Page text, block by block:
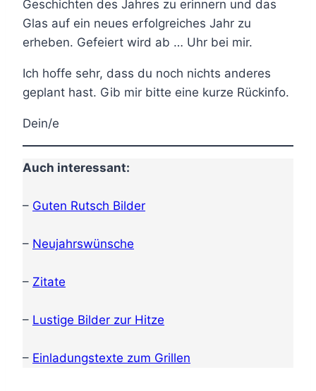
Geschichten des Jahres zu erinnern und das
Glas auf ein neues erfolgreiches Jahr zu
erheben. Gefeiert wird ab … Uhr bei mir.
Ich hoffe sehr, dass du noch nichts anderes
geplant hast. Gib mir bitte eine kurze Rückinfo.
Dein/e
Auch interessant:
– Guten Rutsch Bilder
– Neujahrswünsche
– Zitate
– Lustige Bilder zur Hitze
– Einladungstexte zum Grillen